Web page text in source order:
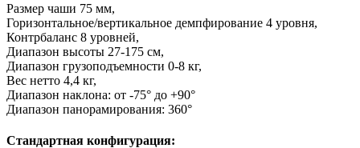
Размер чаши 75 мм,
Горизонтальное/вертикальное демпфирование 4 уровня,
Контрбаланс 8 уровней,
Диапазон высоты 27-175 см,
Диапазон грузоподъемности 0-8 кг,
Вес нетто 4,4 кг,
Диапазон наклона: от -75° до +90°
Диапазон панорамирования: 360°
Стандартная конфигурация: